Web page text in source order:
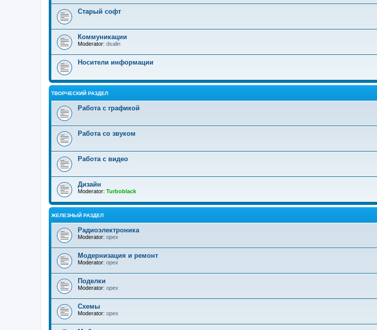
Старый софт
Коммуникации
Moderator: dsalin
Носители информации
ТВОРЧЕСКИЙ РАЗДЕЛ
Работа с графикой
Работа со звуком
Работа с видео
Дизайн
Moderator: Turboblack
ЖЕЛЕЗНЫЙ РАЗДЕЛ
Радиоэлектроника
Moderator: opex
Модернизация и ремонт
Moderator: opex
Поделки
Moderator: opex
Схемы
Moderator: opex